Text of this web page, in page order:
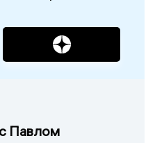
Павлом